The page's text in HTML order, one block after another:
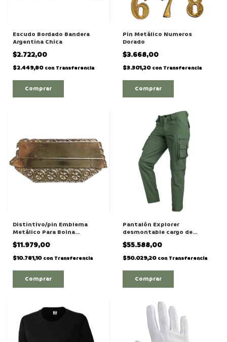
Escudo Bordado Bandera
Argentina Chica
$2.722,00
$2.449,80 con Transferencia
Comprar
Pin Metálico Numeros
Dorado
$3.668,00
$3.301,20 con Transferencia
Comprar
Distintivo/pin Emblema
Metálico Para Boina
Mecanizado Ejército
$11.979,00
$10.781,10 con Transferencia
Comprar
Pantalón Explorer
desmontable cargo de
Secado Rápido
$55.588,00
$50.029,20 con Transferencia
Comprar